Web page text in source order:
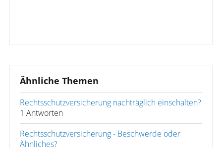
Ähnliche Themen
Rechtsschutzversicherung nachträglich einschalten?
1 Antworten
Rechtsschutzversicherung - Beschwerde oder
Ähnliches?